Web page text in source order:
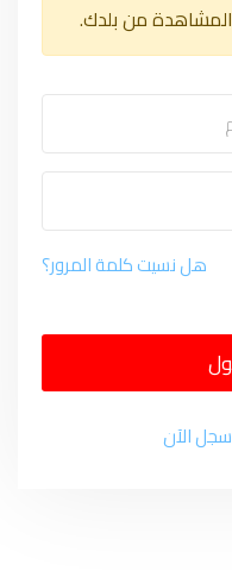
من بلدك.
هل نسيت كلمة المرور؟
سجل الآن